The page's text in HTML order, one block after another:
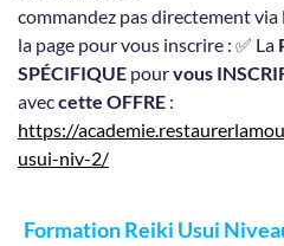
commandez pas directement
la page pour vous inscrire : ✅ La
SPÉCIFIQUE pourvous
aveccette OFFRE :
https://
usui-niv-2/
Formation Reiki Usui